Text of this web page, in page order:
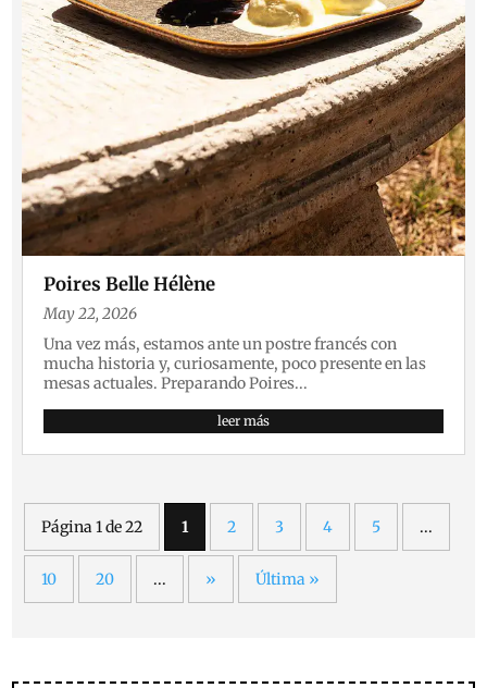
Poires Belle Hélène
May 22, 2026
Una vez más, estamos ante un postre francés con
mucha historia y, curiosamente, poco presente en las
mesas actuales. Preparando Poires...
leer más
Página 1 de 22 1 2 3 4 5 ...
10 20 ... » Última »